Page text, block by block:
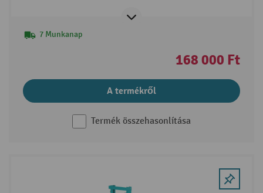
7 Munkanap
168 000 Ft
A termékről
Termék összehasonlítása